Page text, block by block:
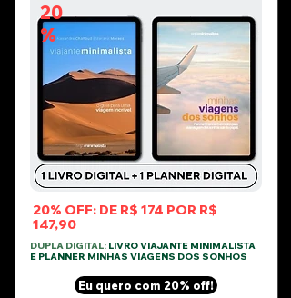
20
%
20% OFF: DE R$ 174 POR R$
147,90
DUPLA DIGITAL:LIVRO VIAJANTE MINIMALISTA
E PLANNER MINHAS VIAGENS DOS SONHOS
Eu quero com 20% off!